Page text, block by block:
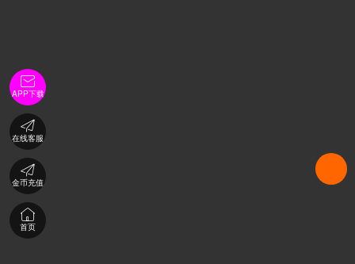

APP下载

在线客服

金币充值

首页